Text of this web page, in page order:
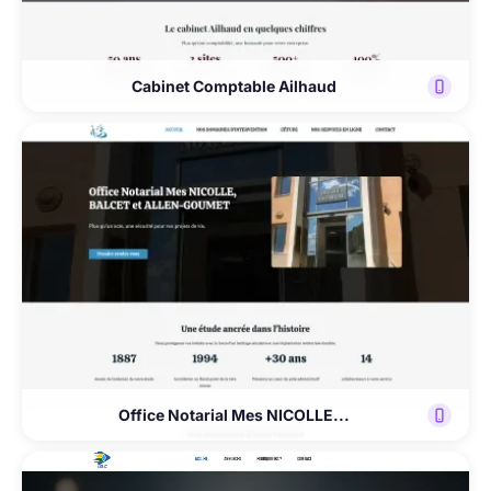
Cabinet Comptable Ailhaud
Office Notarial Mes NICOLLE...